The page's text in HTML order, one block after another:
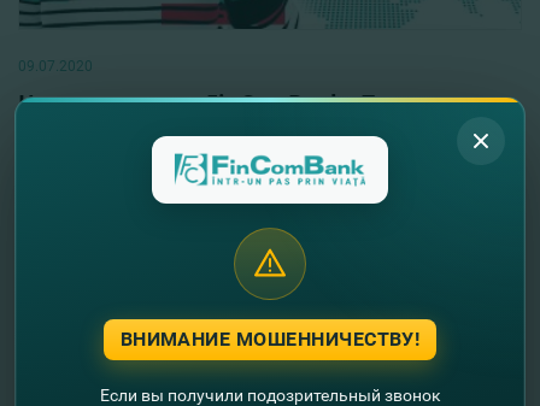
09.07.2020
Новая услуга от FinComBank „Получи
ВНИМАНИЕ МОШЕННИЧЕСТВУ!
Если вы получили подозрительный звонок